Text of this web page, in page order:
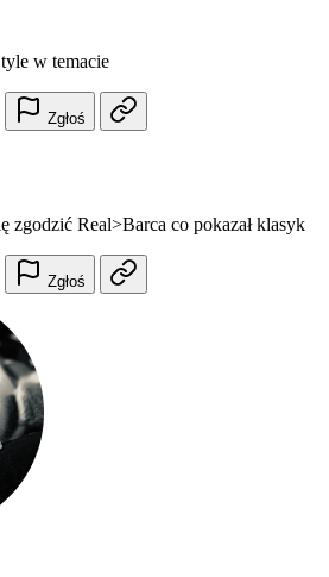
w temacie
Zgłoś
zgodzić Real>Barca co pokazał klasyk
Zgłoś